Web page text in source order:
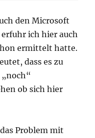
den Microsoft
ich hier auch
ermittelt hatte.
dass es zu
ob sich hier
Problem mit